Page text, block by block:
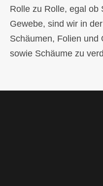
Rolle zu Rolle, egal ob
Gewebe, sind wir in
Schäumen, Folien und
sowie Schäume zu